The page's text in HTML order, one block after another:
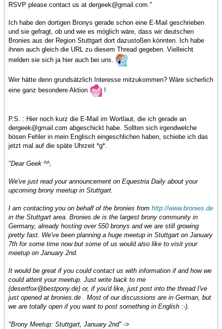
RSVP please contact us at dergeek@gmail.com."
Ich habe den dortigen Bronys gerade schon eine E-Mail geschrieben
und sie gefragt, ob und wie es möglich wäre, dass wir deutschen
Bronies aus der Region Stuttgart dort dazustoßen könnten. Ich habe
ihnen auch gleich die URL zu diesem Thread gegeben. Vielleicht
melden sie sich ja hier auch bei uns.
Wer hätte denn grundsätzlich Interesse mitzukommen? Wäre sicherlich
eine ganz besondere Aktion
!
P.S. : Hier noch kurz die E-Mail im Wortlaut, die ich gerade an
dergeek@gmail.com abgeschickt habe. Sollten sich irgendwelche
bösen Fehler in mein Englisch eingeschlichen haben, schiebe ich das
jetzt mal auf die späte Uhrzeit *g*.
"Dear Geek ^^,
We've just read your announcement on Equestria Daily about your
upcoming brony meetup in Stuttgart.
I am contacting you on behalf of the bronies from http://www.bronies.de
in the Stuttgart area. Bronies.de is the largest brony community in
Germany, already hosting over 550 bronys and we are still growing
pretty fast. We've been planning a huge meetup in Stuttgart on January
7th for some time now but some of us would also like to visit your
meetup on January 2nd.
It would be great if you could contact us with information if and how we
could attent your meetup. Just write back to me
(desertfox@bestpony.de) or, if you'd like, just post into the thread I've
just opened at bronies.de . Most of our discussions are in German, but
we are totally open if you want to post something in English :-).
"Brony Meetup: Stuttgart, January 2nd" ->